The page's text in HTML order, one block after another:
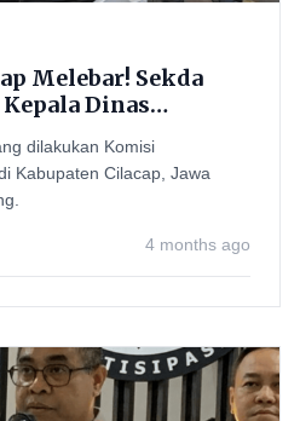
Melebar! Sekda
Dinas
dilakukan Komisi
Kabupaten Cilacap, Jawa
4 months ago